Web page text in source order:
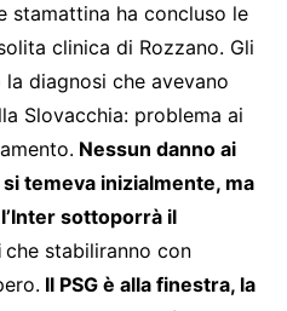
stamattina ha concluso le
clinica di Rozzano. Gli
diagnosi che avevano
Slovacchia: problema ai
Nessun danno ai
temeva inizialmente, ma
sottoporrà il
che stabiliranno con
Il PSG è alla finestra, la